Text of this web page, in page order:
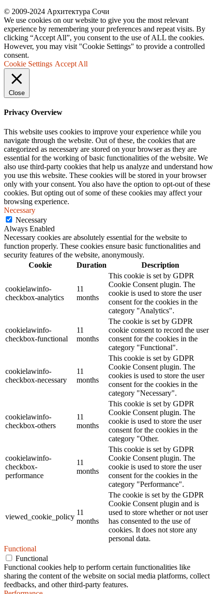
© 2009-2024 Архитектура Сочи
We use cookies on our website to give you the most relevant
experience by remembering your preferences and repeat visits. By
clicking “Accept All”, you consent to the use of ALL the cookies.
However, you may visit "Cookie Settings" to provide a controlled
consent.
Cookie Settings Accept All
Close
Privacy Overview
This website uses cookies to improve your experience while you
navigate through the website. Out of these, the cookies that are
categorized as necessary are stored on your browser as they are
essential for the working of basic functionalities of the website. We
also use third-party cookies that help us analyze and understand how
you use this website. These cookies will be stored in your browser
only with your consent. You also have the option to opt-out of these
cookies. But opting out of some of these cookies may affect your
browsing experience.
Necessary
Necessary
Always Enabled
Necessary cookies are absolutely essential for the website to
function properly. These cookies ensure basic functionalities and
security features of the website, anonymously.
Cookie
Duration Description
cookielawinfo-
checkbox-analytics
11
months
This cookie is set by GDPR
Cookie Consent plugin. The
cookie is used to store the user
consent for the cookies in the
category "Analytics".
cookielawinfo-
checkbox-functional
11
months
The cookie is set by GDPR
cookie consent to record the user
consent for the cookies in the
category "Functional".
cookielawinfo-
checkbox-necessary
11
months
This cookie is set by GDPR
Cookie Consent plugin. The
cookies is used to store the user
consent for the cookies in the
category "Necessary".
cookielawinfo-
checkbox-others
11
months
This cookie is set by GDPR
Cookie Consent plugin. The
cookie is used to store the user
consent for the cookies in the
category "Other.
cookielawinfo-
checkbox-
performance
11
months
This cookie is set by GDPR
Cookie Consent plugin. The
cookie is used to store the user
consent for the cookies in the
category "Performance".
viewed_cookie_policy
11
months
The cookie is set by the GDPR
Cookie Consent plugin and is
used to store whether or not user
has consented to the use of
cookies. It does not store any
personal data.
Functional
Functional
Functional cookies help to perform certain functionalities like
sharing the content of the website on social media platforms, collect
feedbacks, and other third-party features.